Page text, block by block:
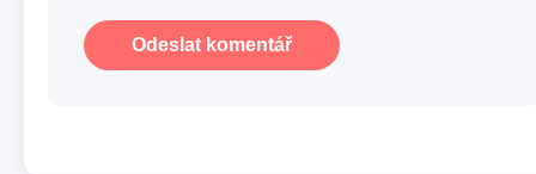
Odeslat komentář